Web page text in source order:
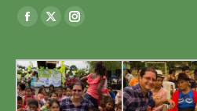
Encuéntranos en:
Facebook
opens
in
new
X
opens
in
new
Instagram
opens
in
new